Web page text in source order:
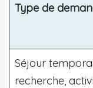
Type de
Séjour
recherche,